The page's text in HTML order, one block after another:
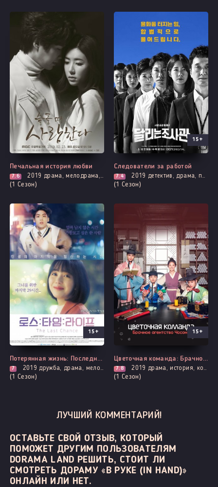
Выходит - 20 Серия
Печальная история любви
7.6 2019 драма, мелодрама, романтика
(1 Сезон)
Все серии
15+
Следователи за работой
7.4 2019 детектив, драма, про закон прокуроров и адвокатов, мистика, криминал
(1 Сезон)
Все серии
15+
Потерянная жизнь: Последний шанс
7 2019 дружба, драма, мелодрама, фэнтези, про школу и школьников
(1 Сезон)
Все серии
15+
Цветочная команда: Брачное агентство Чосона
7.8 2019 драма, история, комедия, трагическое прошлое, мелодрама, романтика
(1 Сезон)
ЛУЧШИЙ КОММЕНТАРИЙ!
ОСТАВЬТЕ СВОЙ ОТЗЫВ, КОТОРЫЙ
ПОМОЖЕТ ДРУГИМ ПОЛЬЗОВАТЕЛЯМ
DORAMA LAND РЕШИТЬ, СТОИТ ЛИ
СМОТРЕТЬ ДОРАМУ «В РУКЕ (IN HAND)»
ОНЛАЙН ИЛИ НЕТ.